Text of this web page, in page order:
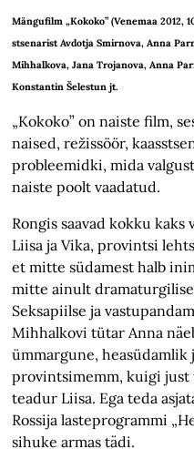
Mängufilm „Kokoko” (Venemaa 2012,
stsenarist Avdotja Smirnova, Anna
Mihhalkova, Jana Trojanova, Anna
Konstantin Šelestun jt.
„Kokoko” on naiste film,
naised, režissöör,
probleemidki, mida
naiste poolt vaadatud.
Rongis saavad kokku
Liisa ja Vika, provintsi
et mitte südamest halb
mitte ainult
Seksapiilse ja
Mihhalkovi tütar Anna
ümmargune, heasüdamlik
provintsimemm, kuigi
teadur Liisa. Ega teda
Rossija lasteprogrammi
sihuke armas tädi.